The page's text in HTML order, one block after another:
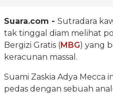
Suara.com - Sutradara
tak tinggal diam melihat
Bergizi Gratis (MBG) yang
keracunan massal.
Suami Zaskia Adya
pedas dengan sebuah